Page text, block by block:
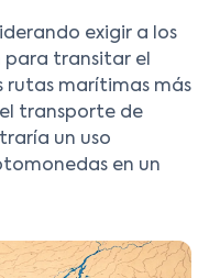
exigir a los
para transitar el
rutas marítimas más
transporte de
un uso
en un